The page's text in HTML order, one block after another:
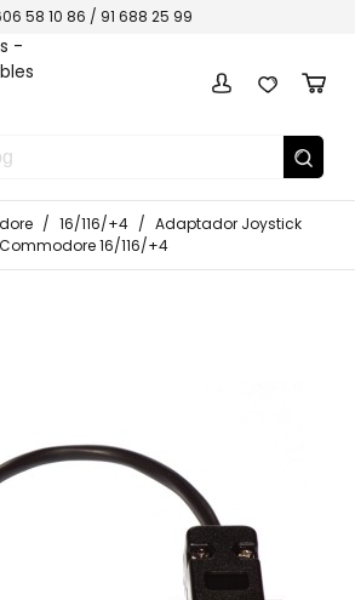
58 10 86 / 91 688 25 99
/ 16/116/+4 / Adaptador Joystick
Commodore 16/116/+4